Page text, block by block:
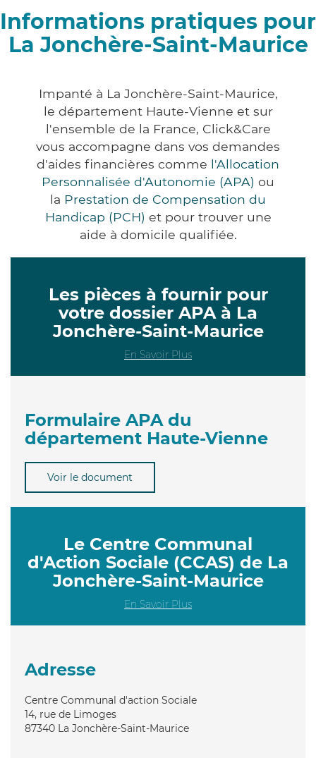
Informations pratiques pour
La Jonchère-Saint-Maurice
Impanté à La Jonchère-Saint-Maurice,
le département Haute-Vienne et sur
l'ensemble de la France, Click&Care
vous accompagne dans vos demandes
d'aides financières comme l'Allocation
Personnalisée d'Autonomie (APA) ou
la Prestation de Compensation du
Handicap (PCH) et pour trouver une
aide à domicile qualifiée.
Les pièces à fournir pour
votre dossier APA à La
Jonchère-Saint-Maurice
En Savoir Plus
Formulaire APA du
département Haute-Vienne
Voir le document
Le Centre Communal
d'Action Sociale (CCAS) de La
Jonchère-Saint-Maurice
En Savoir Plus
Adresse
Centre Communal d'action Sociale
14, rue de Limoges
87340 La Jonchère-Saint-Maurice